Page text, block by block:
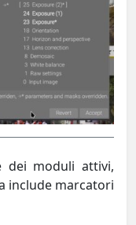
dei moduli attivi,
include marcatori